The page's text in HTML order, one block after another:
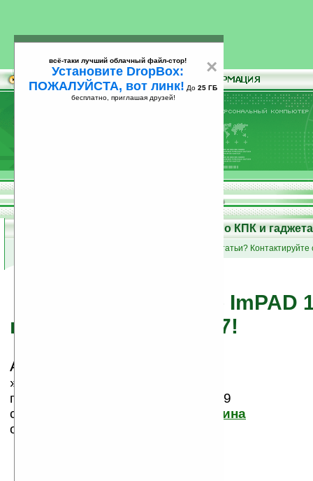
25
Статьи на Ладошках: о КПК и
Вы пишете статьи? Контактируйте
обзор ImPAD
планшет с Windows 7!
Автор/Источник:
» 12.07.2011 18:39,
просмотров сегодня: 2, всего: 8689
статья размещена в группе:
Витрина
оценка: 3.851, 27 голосов
×
всё-таки лучший облачный файл-стор!
Установите DropBox:
ПОЖАЛУЙСТА, вот линк! До 25 ГБ
бесплатно, приглашая друзей!